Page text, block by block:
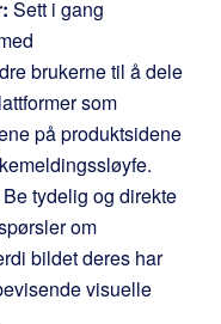
Sett i gang
brukerne til å dele
som
på produktsidene
Be tydelig og direkte
om
bildet deres har
visuelle